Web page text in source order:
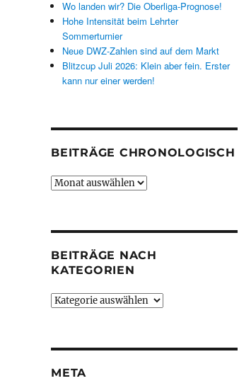
Wo landen wir? Die Oberliga-Prognose!
Hohe Intensität beim Lehrter
Sommerturnier
Neue DWZ-Zahlen sind auf dem Markt
Blitzcup Juli 2026: Klein aber fein. Erster
kann nur einer werden!
BEITRÄGE CHRONOLOGISCH
Beiträge
BEITRÄGE NACH
KATEGORIEN
Beiträge
META